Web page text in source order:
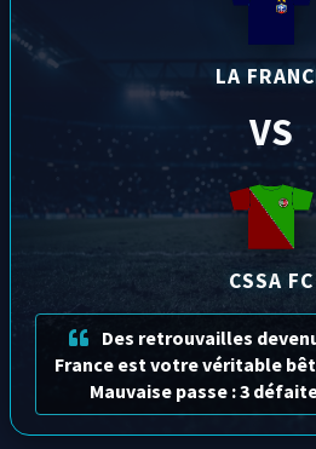
LA
VS
CSSA FC
Des retrouvailles
France est votre véritable
Mauvaise passe : 3